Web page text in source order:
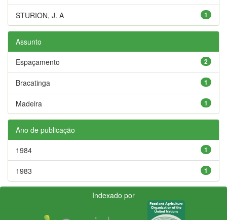
1
STURION, J. A
Assunto
2
Espaçamento
1
Bracatinga
1
Madeira
Ano de publicação
1
1984
1
1983
Indexado por